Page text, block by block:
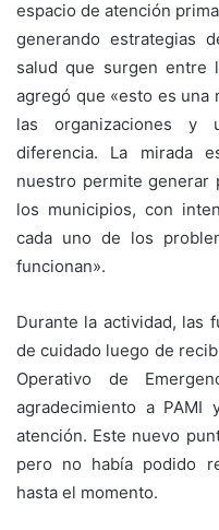
espacio de atención
generando estrategias
salud que surgen entre
agregó que «esto es una
las organizaciones y
diferencia. La mirada
nuestro permite generar
los municipios, con
cada uno de los
funcionan».
Durante la actividad, las
de cuidado luego de
Operativo de
agradecimiento a
atención. Este nuevo
pero no había podido
hasta el momento.